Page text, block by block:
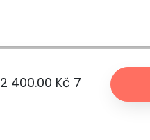
2 400.00 Kč 7